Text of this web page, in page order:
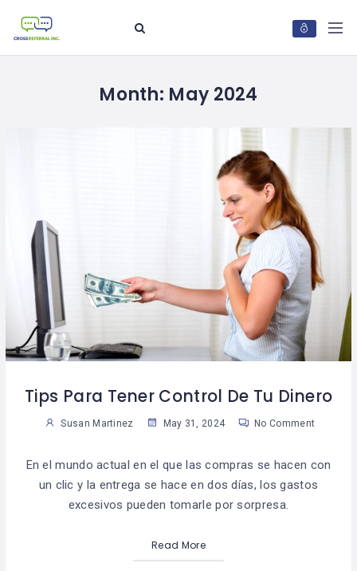
Month: May 2024
Tips Para Tener Control De Tu Dinero
Susan Martinez May 31, 2024 No Comment
En el mundo actual en el que las compras se hacen con
un clic y la entrega se hace en dos días, los gastos
excesivos pueden tomarle por sorpresa.
Read More